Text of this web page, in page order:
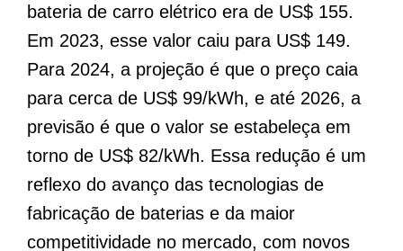
bateria de carro elétrico era de US$ 155.
Em 2023, esse valor caiu para US$ 149.
Para 2024, a projeção é que o preço caia
para cerca de US$ 99/kWh, e até 2026, a
previsão é que o valor se estabeleça em
torno de US$ 82/kWh. Essa redução é um
reflexo do avanço das tecnologias de
fabricação de baterias e da maior
competitividade no mercado, com novos